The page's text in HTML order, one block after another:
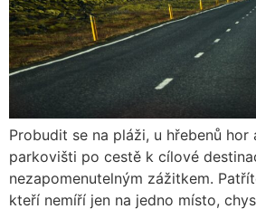
Probudit se na pláži, u hřebenů hor
parkovišti po cestě k cílové
nezapomenutelným zážitkem.
kteří nemíří jen na jedno místo,